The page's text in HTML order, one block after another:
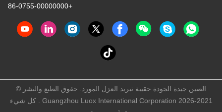
+86-0755-00000000
الصين جيدة الجودة حقيبة تبريد العزل المورد. حقوق الطبع والنشر ©
2021-2026 Guangzhou Luox International Corporation . كل شيء